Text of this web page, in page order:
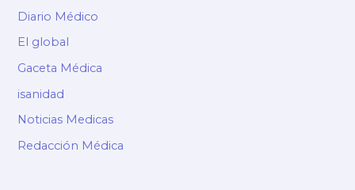
Diario Médico
El global
Gaceta Médica
isanidad
Noticias Medicas
Redacción Médica